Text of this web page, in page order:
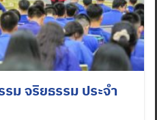
ม จริยธรรม ประจำ